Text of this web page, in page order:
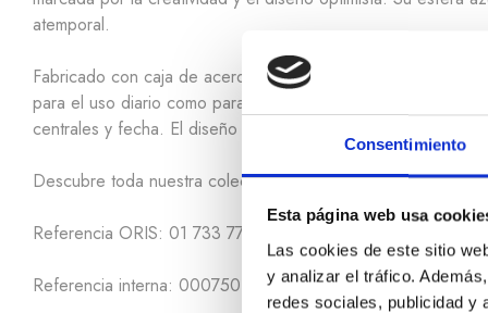
Consentimiento
Esta página web usa
Las cookies de este sitio
y analizar el tráfico.
redes sociales, publicidad y
atemporal.
Fabricado con caja de acero inoxidable y cerámica,
para el uso diario como para actividades acuáticas. En su
centrales y fecha. El diseño se completa con brazalete de
Descubre toda nuestra colección de relojesORIS.
Referencia ORIS: 01 733 7795 4055-Set
Referencia interna: 000750102